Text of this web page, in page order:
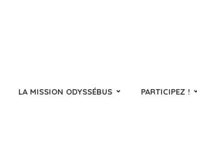
LA MISSION ODYSSÉBUS PARTICIPEZ !